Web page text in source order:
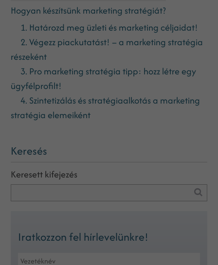
Hogyan készítsünk marketing stratégiát?
1. Határozd meg üzleti és marketing céljaidat!
2. Végezz piackutatást! – a marketing stratégia
részeként
3. Pro marketing stratégia tipp: hozz létre egy
ügyfélprofilt!
4. Szintetizálás és stratégiaalkotás a marketing
stratégia elemeiként
Keresés
Keresett kifejezés
Iratkozzon fel hírlevelünkre!